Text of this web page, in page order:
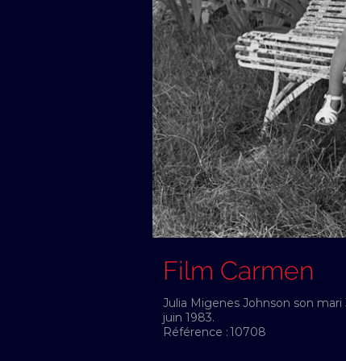
Film Carmen
Julia Migenes Johnson son
juin 1983.
Référence :10708